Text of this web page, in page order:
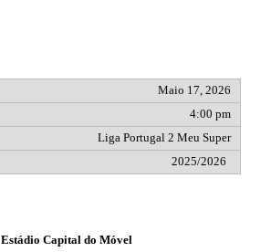
Maio 17, 2026
4:00 pm
Liga Portugal 2 Meu Super
2025/2026
Estádio Capital do Móvel